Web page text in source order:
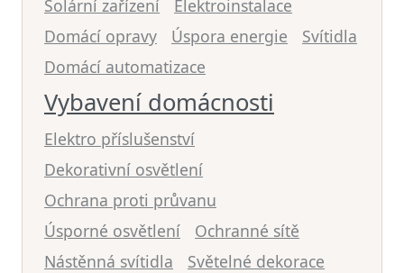
Solární zařízení
Elektroinstalace
Domácí opravy
Úspora energie
Svítidla
Domácí automatizace
Vybavení domácnosti
Elektro příslušenství
Dekorativní osvětlení
Ochrana proti průvanu
Úsporné osvětlení
Ochranné sítě
Nástěnná svítidla
Světelné dekorace